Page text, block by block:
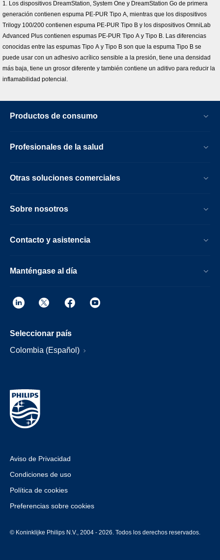
1. Los dispositivos DreamStation, System One y DreamStation Go de primera
generación contienen espuma PE-PUR Tipo A, mientras que los dispositivos
Trilogy 100/200 contienen espuma PE-PUR Tipo B y los dispositivos OmniLab
Advanced Plus contienen espumas PE-PUR Tipo A y Tipo B. Las diferencias
conocidas entre las espumas Tipo A y Tipo B son que la espuma Tipo B se
puede usar con un adhesivo acrílico sensible a la presión, tiene una densidad
más baja, tiene un grosor diferente y también contiene un aditivo para reducir la
inflamabilidad potencial.
Productos de consumo
Profesionales de la salud
Otras soluciones comerciales
Sobre nosotros
Contacto y asistencia
Manténgase al día
Seleccionar país
Colombia (Español)
Aviso de Privacidad
Condiciones de uso
Política de cookies
Preferencias sobre cookies
© Koninklijke Philips N.V., 2004 - 2026. Todos los derechos reservados.